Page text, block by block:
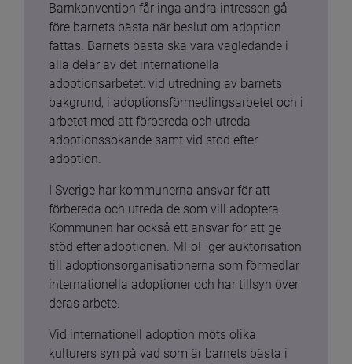
Barnkonvention får inga andra intressen gå
före barnets bästa när beslut om adoption
fattas. Barnets bästa ska vara vägledande i
alla delar av det internationella
adoptionsarbetet: vid utredning av barnets
bakgrund, i adoptionsförmedlingsarbetet och i
arbetet med att förbereda och utreda
adoptionssökande samt vid stöd efter
adoption.
I Sverige har kommunerna ansvar för att
förbereda och utreda de som vill adoptera.
Kommunen har också ett ansvar för att ge
stöd efter adoptionen. MFoF ger auktorisation
till adoptionsorganisationerna som förmedlar
internationella adoptioner och har tillsyn över
deras arbete.
Vid internationell adoption möts olika
kulturers syn på vad som är barnets bästa i